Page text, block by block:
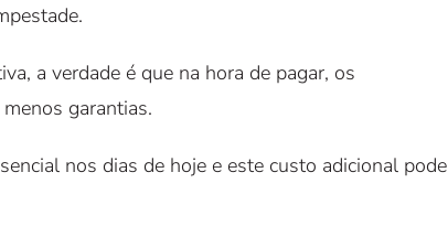
a verdade é que na hora de pagar, os
garantias.
nos dias de hoje e este custo adicional